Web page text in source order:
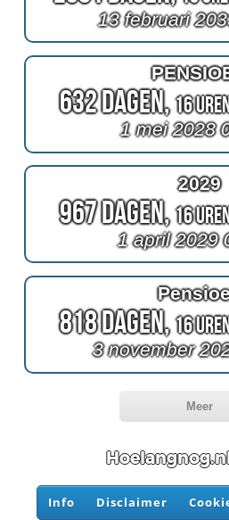
13 februari
632 Dagen,16
1 mei 2028
2029
967 Dagen,16
1 april 2029
818 Dagen,16
3 november
Meer
Info Disclaimer